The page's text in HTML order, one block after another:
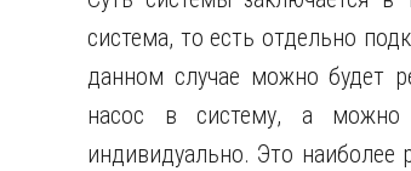
система, то есть отдельно
данном случае можно будет
насос в систему, а можно
индивидуально. Это